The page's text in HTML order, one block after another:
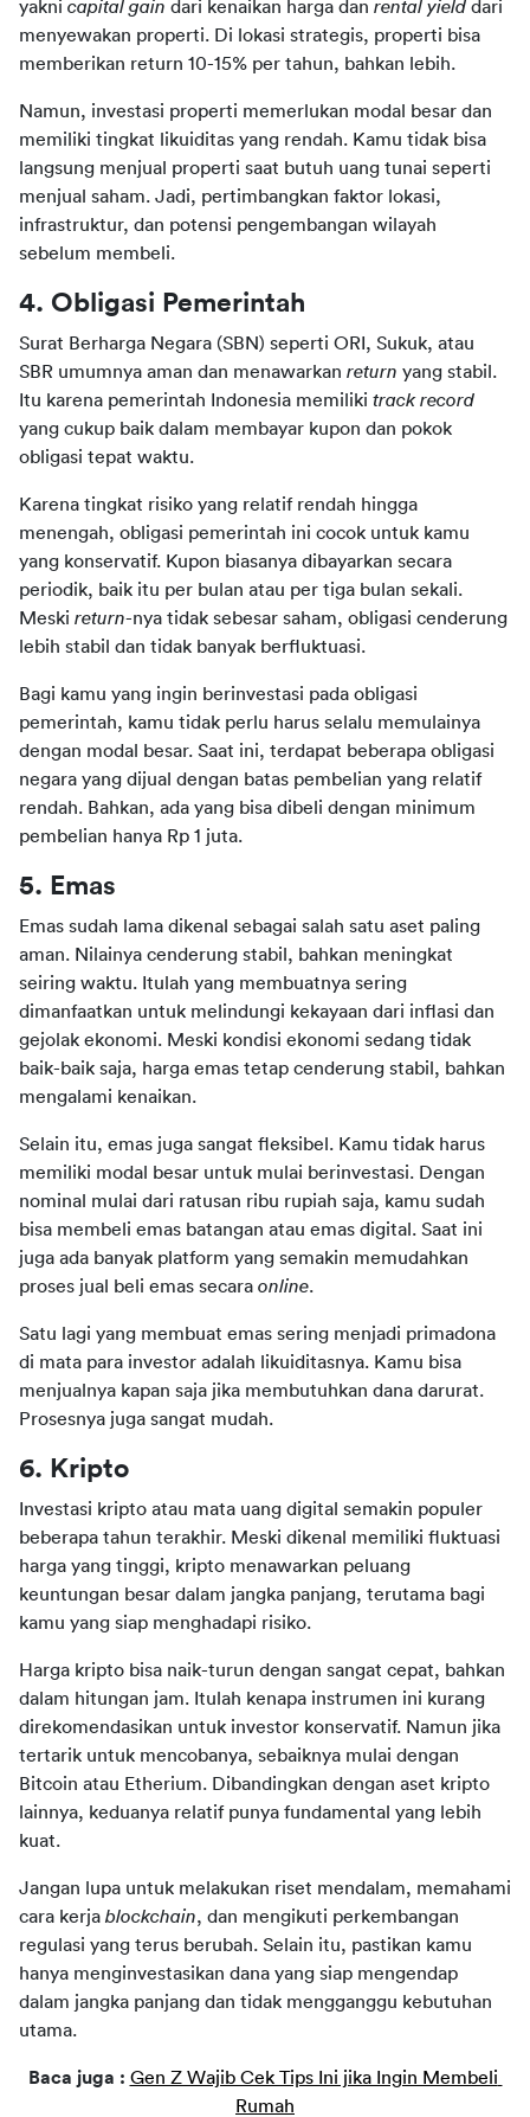
yakni capital gain dari kenaikan harga dan rental yield dari
menyewakan properti. Di lokasi strategis, properti bisa
memberikan return 10-15% per tahun, bahkan lebih.
Namun, investasi properti memerlukan modal besar dan
memiliki tingkat likuiditas yang rendah. Kamu tidak bisa
langsung menjual properti saat butuh uang tunai seperti
menjual saham. Jadi, pertimbangkan faktor lokasi,
infrastruktur, dan potensi pengembangan wilayah
sebelum membeli.
4. Obligasi Pemerintah
Surat Berharga Negara (SBN) seperti ORI, Sukuk, atau
SBR umumnya aman dan menawarkan return yang stabil.
Itu karena pemerintah Indonesia memiliki track record
yang cukup baik dalam membayar kupon dan pokok
obligasi tepat waktu.
Karena tingkat risiko yang relatif rendah hingga
menengah, obligasi pemerintah ini cocok untuk kamu
yang konservatif. Kupon biasanya dibayarkan secara
periodik, baik itu per bulan atau per tiga bulan sekali.
Meski return-nya tidak sebesar saham, obligasi cenderung
lebih stabil dan tidak banyak berfluktuasi.
Bagi kamu yang ingin berinvestasi pada obligasi
pemerintah, kamu tidak perlu harus selalu memulainya
dengan modal besar. Saat ini, terdapat beberapa obligasi
negara yang dijual dengan batas pembelian yang relatif
rendah. Bahkan, ada yang bisa dibeli dengan minimum
pembelian hanya Rp 1 juta.
5. Emas
Emas sudah lama dikenal sebagai salah satu aset paling
aman. Nilainya cenderung stabil, bahkan meningkat
seiring waktu. Itulah yang membuatnya sering
dimanfaatkan untuk melindungi kekayaan dari inflasi dan
gejolak ekonomi. Meski kondisi ekonomi sedang tidak
baik-baik saja, harga emas tetap cenderung stabil, bahkan
mengalami kenaikan.
Selain itu, emas juga sangat fleksibel. Kamu tidak harus
memiliki modal besar untuk mulai berinvestasi. Dengan
nominal mulai dari ratusan ribu rupiah saja, kamu sudah
bisa membeli emas batangan atau emas digital. Saat ini
juga ada banyak platform yang semakin memudahkan
proses jual beli emas secara online.
Satu lagi yang membuat emas sering menjadi primadona
di mata para investor adalah likuiditasnya. Kamu bisa
menjualnya kapan saja jika membutuhkan dana darurat.
Prosesnya juga sangat mudah.
6. Kripto
Investasi kripto atau mata uang digital semakin populer
beberapa tahun terakhir. Meski dikenal memiliki fluktuasi
harga yang tinggi, kripto menawarkan peluang
keuntungan besar dalam jangka panjang, terutama bagi
kamu yang siap menghadapi risiko.
Harga kripto bisa naik-turun dengan sangat cepat, bahkan
dalam hitungan jam. Itulah kenapa instrumen ini kurang
direkomendasikan untuk investor konservatif. Namun jika
tertarik untuk mencobanya, sebaiknya mulai dengan
Bitcoin atau Etherium. Dibandingkan dengan aset kripto
lainnya, keduanya relatif punya fundamental yang lebih
kuat.
Jangan lupa untuk melakukan riset mendalam, memahami
cara kerja blockchain, dan mengikuti perkembangan
regulasi yang terus berubah. Selain itu, pastikan kamu
hanya menginvestasikan dana yang siap mengendap
dalam jangka panjang dan tidak mengganggu kebutuhan
utama.
Baca juga : Gen Z Wajib Cek Tips Ini jika Ingin Membeli
Rumah